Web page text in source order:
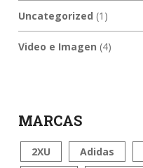
Uncategorized (1)
Video e Imagen (4)
MARCAS
2XU Adidas